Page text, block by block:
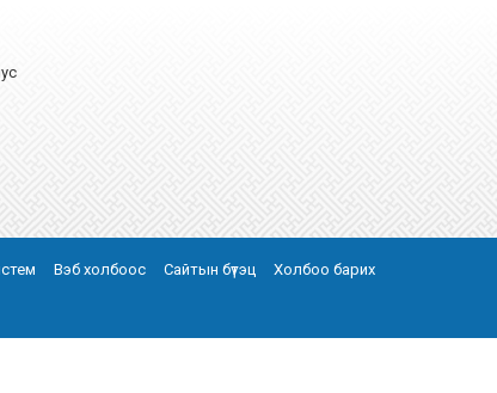
Вэб холбоос Сайтын бүтэц Холбоо барих